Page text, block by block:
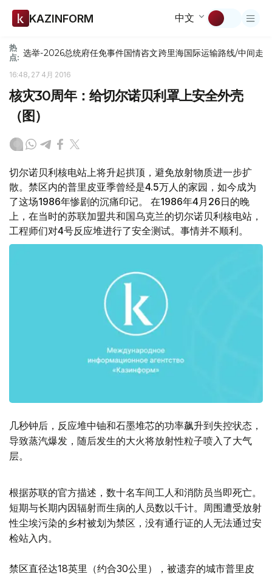
KAZINFORM 中文
热
点: 选举-2026总统府任免事件国情咨文跨里海国际运输路线/中间走廊
16:48, 27 4月 2016
核灾30周年：给切尔诺贝利罩上安全外壳
（图）
切尔诺贝利核电站上将升起拱顶，避免放射物质进一步扩
散。禁区内的普里皮亚季曾经是4.5万人的家园，如今成为
了这场1986年惨剧的沉痛印记。 在1986年4月26日的晚
上，在当时的苏联加盟共和国乌克兰的切尔诺贝利核电站，
工程师们对4号反应堆进行了安全测试。事情并不顺利。
几秒钟后，反应堆中铀和石墨堆芯的功率飙升到失控状态，
导致蒸汽爆发，随后发生的大火将放射性粒子喷入了大气
层。
根据苏联的官方描述，数十名车间工人和消防员当即死亡。
短期与长期内因辐射而生病的人员数以千计。周围遭受放射
性尘埃污染的乡村被划为禁区，没有通行证的人无法通过安
检站入内。
禁区直径达18英里（约合30公里），被遗弃的城市普里皮